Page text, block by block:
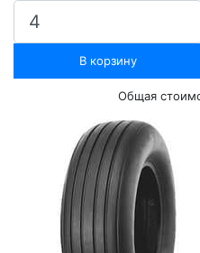
В корзину
Общая